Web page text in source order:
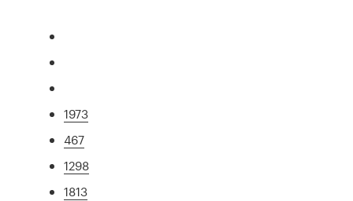
1973
467
1298
1813